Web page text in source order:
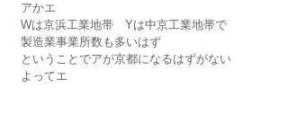
アかエ
Wは京浜工業地帯　Yは中京工業地帯で
製造業事業所数も多いはず
ということでアが京都になるはずがない
よってエ